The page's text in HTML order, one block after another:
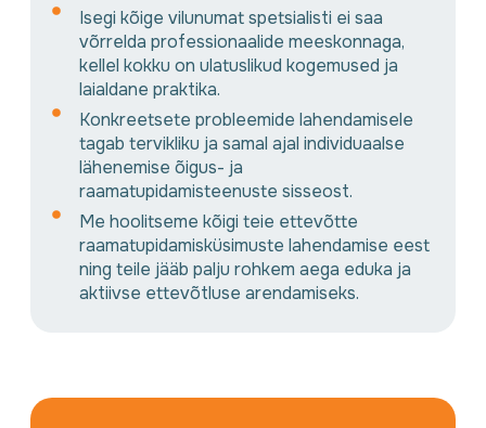
Isegi kõige vilunumat spetsialisti ei saa
võrrelda professionaalide meeskonnaga,
kellel kokku on ulatuslikud kogemused ja
laialdane praktika.
Konkreetsete probleemide lahendamisele
tagab tervikliku ja samal ajal individuaalse
lähenemise õigus- ja
raamatupidamisteenuste sisseost.
Me hoolitseme kõigi teie ettevõtte
raamatupidamisküsimuste lahendamise eest
ning teile jääb palju rohkem aega eduka ja
aktiivse ettevõtluse arendamiseks.